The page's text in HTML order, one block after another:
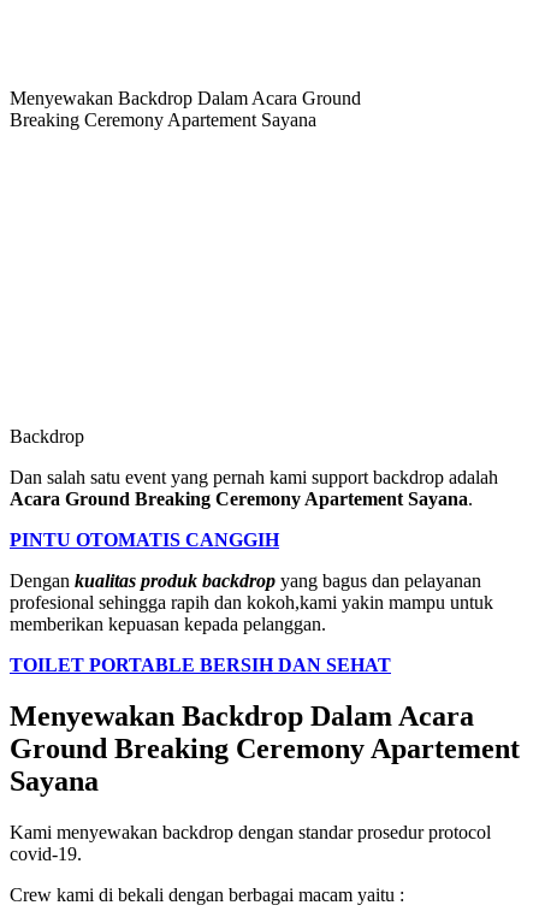
Menyewakan Backdrop Dalam Acara Ground
Breaking Ceremony Apartement Sayana
Backdrop
Dan salah satu event yang pernah kami support backdrop adalah
Acara Ground Breaking Ceremony Apartement Sayana.
PINTU OTOMATIS CANGGIH
Dengan kualitas produk backdrop yang bagus dan pelayanan
profesional sehingga rapih dan kokoh,kami yakin mampu untuk
memberikan kepuasan kepada pelanggan.
TOILET PORTABLE BERSIH DAN SEHAT
Menyewakan Backdrop Dalam Acara
Ground Breaking Ceremony Apartement
Sayana
Kami menyewakan backdrop dengan standar prosedur protocol
covid-19.
Crew kami di bekali dengan berbagai macam yaitu :